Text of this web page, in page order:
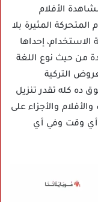
الأفلام
المتحركة المثيرة بلا
إحداها
من حيث نوع اللغة
التركية
ده كله تقدر تنزيل
والأجزاء على
أي وقت وفي أي